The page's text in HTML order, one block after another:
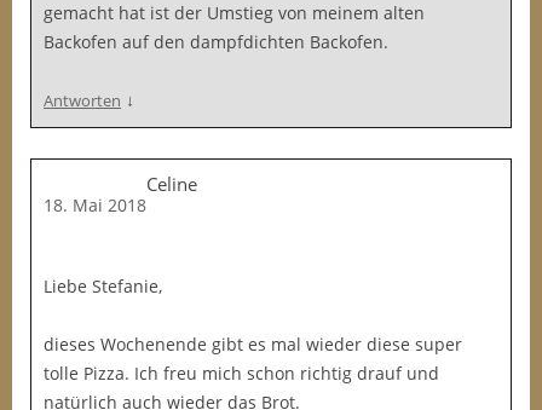
gemacht hat ist der Umstieg von meinem alten
Backofen auf den dampfdichten Backofen.
Antworten ↓
Celine
18. Mai 2018
Liebe Stefanie,
dieses Wochenende gibt es mal wieder diese super
tolle Pizza. Ich freu mich schon richtig drauf und
natürlich auch wieder das Brot.